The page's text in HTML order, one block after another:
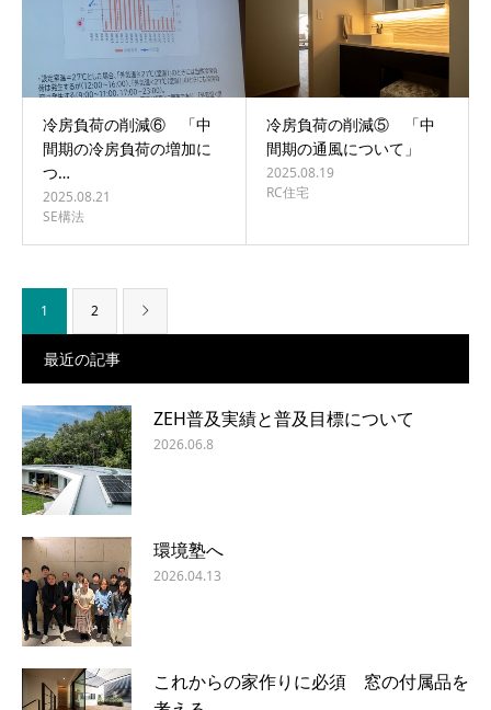
冷房負荷の削減⑥ 「中
間期の冷房負荷の増加に
つ…
2025.08.21
SE構法
冷房負荷の削減⑤ 「中
間期の通風について」
2025.08.19
RC住宅
1 2
最近の記事
ZEH普及実績と普及目標について
2026.06.8
環境塾へ
2026.04.13
これからの家作りに必須 窓の付属品を